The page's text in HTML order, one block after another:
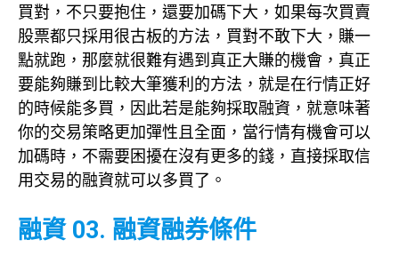
買對，不只要抱住，還要加碼下大，如果每次買賣
股票都只採用很古板的方法，買對不敢下大，賺一
點就跑，那麼就很難有遇到真正大賺的機會，真正
要能夠賺到比較大筆獲利的方法，就是在行情正好
的時候能多買，因此若是能夠採取融資，就意味著
你的交易策略更加彈性且全面，當行情有機會可以
加碼時，不需要困擾在沒有更多的錢，直接採取信
用交易的融資就可以多買了。
融資 03. 融資融券條件